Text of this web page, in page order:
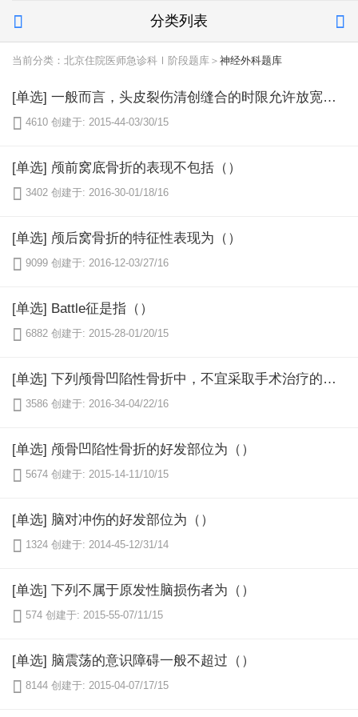
 分类列表 
当前分类：北京住院医师急诊科Ⅰ阶段题库＞ 神经外科题库
[单选] 一般而言，头皮裂伤清创缝合的时限允许放宽至（）
 4610 创建于: 2015-44-03/30/15
[单选] 颅前窝底骨折的表现不包括（）
 3402 创建于: 2016-30-01/18/16
[单选] 颅后窝骨折的特征性表现为（）
 9099 创建于: 2016-12-03/27/16
[单选] Battle征是指（）
 6882 创建于: 2015-28-01/20/15
[单选] 下列颅骨凹陷性骨折中，不宜采取手术治疗的是（）
 3586 创建于: 2016-34-04/22/16
[单选] 颅骨凹陷性骨折的好发部位为（）
 5674 创建于: 2015-14-11/10/15
[单选] 脑对冲伤的好发部位为（）
 1324 创建于: 2014-45-12/31/14
[单选] 下列不属于原发性脑损伤者为（）
 574 创建于: 2015-55-07/11/15
[单选] 脑震荡的意识障碍一般不超过（）
 8144 创建于: 2015-04-07/17/15